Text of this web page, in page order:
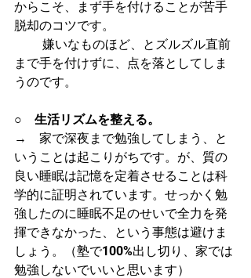
からこそ、まず手を付けることが苦手
脱却のコツです。
嫌いなものほど、とズルズル直前
まで手を付けずに、点を落としてしま
うのです。
○　生活リズムを整える。
→　家で深夜まで勉強してしまう、と
いうことは起こりがちです。が、質の
良い睡眠は記憶を定着させることは科
学的に証明されています。せっかく勉
強したのに睡眠不足のせいで全力を発
揮できなかった、という事態は避けま
しょう。（塾で100%出し切り、家では
勉強しないでいいと思います）